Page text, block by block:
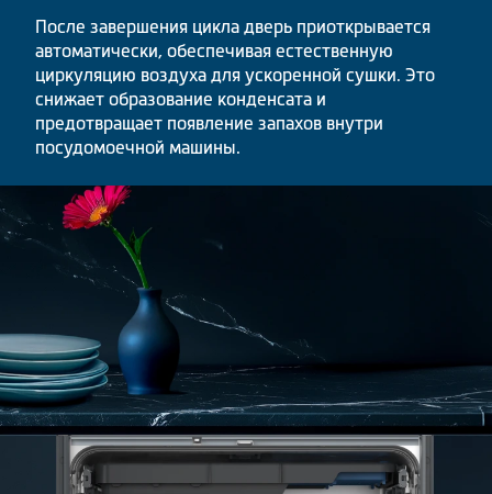
После завершения цикла дверь приоткрывается
автоматически, обеспечивая естественную
циркуляцию воздуха для ускоренной сушки. Это
снижает образование конденсата и
предотвращает появление запахов внутри
посудомоечной машины.